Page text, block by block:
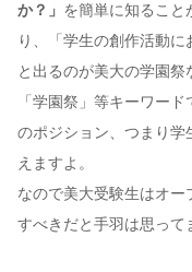
か？」 を簡単に知ること
り、「学生の創作活動
と出るのが美大の学園
「学園祭」等キーワー
のポジション、つまり学
えますよ。
なので美大受験生はオー
すべきだと手羽は思って